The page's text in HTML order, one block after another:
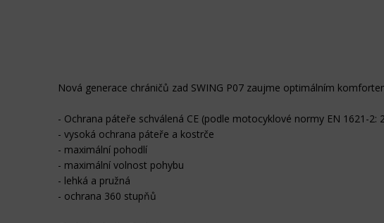
Nová generace chráničů zad SWING P07 zaujme optimálním
- Ochrana páteře schválená CE (podle motocyklové normy EN 1621-2:
- vysoká ochrana páteře a kostrče
- maximální pohodlí
- maximální volnost pohybu
- lehká a pružná
- ochrana 360 stupňů